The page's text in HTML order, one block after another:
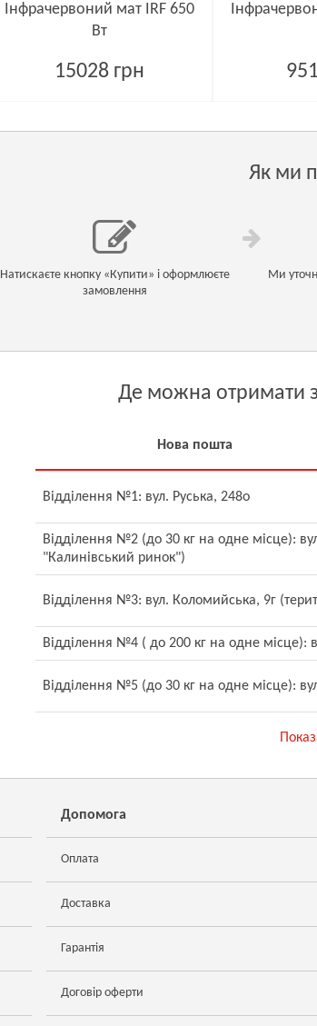
Інфрачервоний мат IRF 650
Вт
15028 грн
Як ми
Натискаєте кнопку «Купити» і оформлюєте
замовлення
Ми
Де можна отримати
Нова пошта
Відділення №1: вул. Руська, 248о
Відділення №2 (до 30 кг на одне місце):
"Калинівський ринок")
Відділення №3: вул. Коломийська, 9г
Відділення №4 ( до 200 кг на одне місце):
Відділення №5 (до 30 кг на одне місце):
Допомога
Оплата
Доставка
Гарантія
Договір оферти